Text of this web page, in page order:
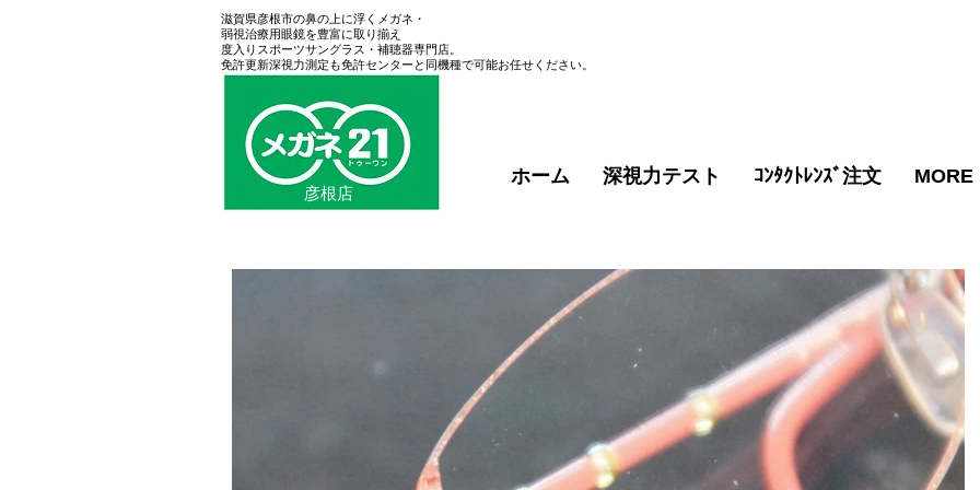
滋賀県彦根市の鼻の上に浮くメガネ・
弱視治療用眼鏡を豊富に取り揃え
度入りスポーツサングラス・補聴器専門店。
免許更新深視力測定も免許センターと同機種で可能お任せください。
彦根店
ホーム 深視力テスト ｺﾝﾀｸﾄﾚﾝｽﾞ注文 MORE